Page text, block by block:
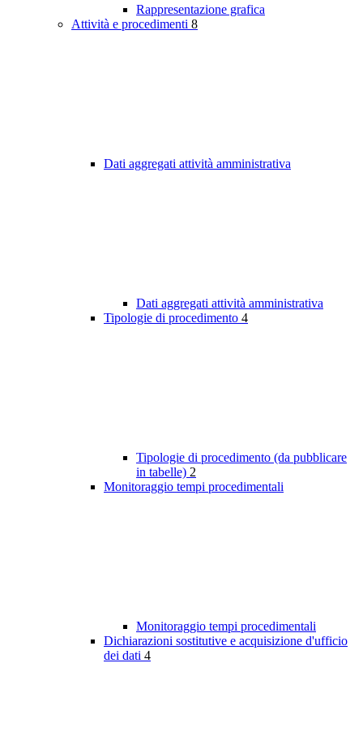
Rappresentazione grafica
Attività e procedimenti 8
Dati aggregati attività amministrativa
Dati aggregati attività amministrativa
Tipologie di procedimento 4
Tipologie di procedimento (da pubblicare
in tabelle) 2
Monitoraggio tempi procedimentali
Monitoraggio tempi procedimentali
Dichiarazioni sostitutive e acquisizione d'ufficio
dei dati 4